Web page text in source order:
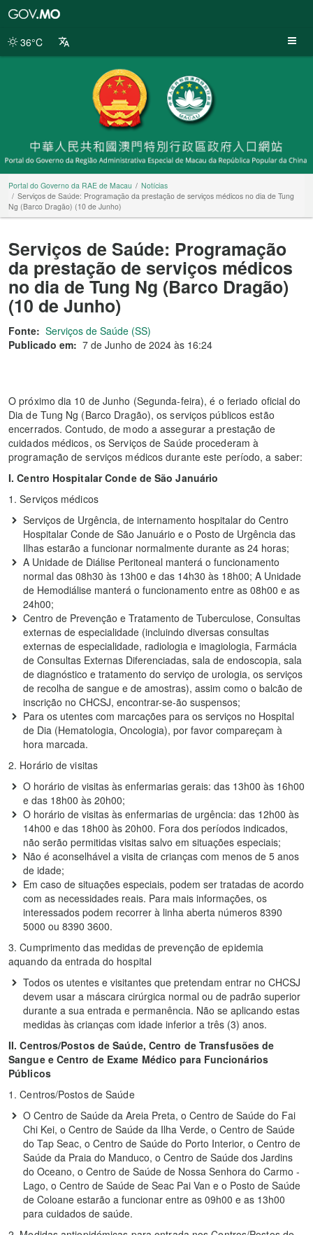
da
36°C
Portal do Governo da RAE de Macau
Notícias
Serviços de Saúde: Programação da prestação de serviços médicos no dia de Tung
Ng (Barco Dragão) (10 de Junho)
Serviços de Saúde: Programação
da prestação de serviços médicos
no dia de Tung Ng (Barco Dragão)
(10 de Junho)
Fonte: Serviços de Saúde (SS)
Publicado em: 7 de Junho de 2024 às 16:24
O próximo dia 10 de Junho (Segunda-feira), é o feriado oficial do
Dia de Tung Ng (Barco Dragão), os serviços públicos estão
encerrados. Contudo, de modo a assegurar a prestação de
cuidados médicos, os Serviços de Saúde procederam à
programação de serviços médicos durante este período, a saber:
I. Centro Hospitalar Conde de São Januário
1. Serviços médicos
Serviços de Urgência, de internamento hospitalar do Centro
Hospitalar Conde de São Januário e o Posto de Urgência das
Ilhas estarão a funcionar normalmente durante as 24 horas;
A Unidade de Diálise Peritoneal manterá o funcionamento
normal das 08h30 às 13h00 e das 14h30 às 18h00; A Unidade
de Hemodiálise manterá o funcionamento entre as 08h00 e as
24h00;
Centro de Prevenção e Tratamento de Tuberculose, Consultas
externas de especialidade (incluindo diversas consultas
externas de especialidade, radiologia e imagiologia, Farmácia
de Consultas Externas Diferenciadas, sala de endoscopia, sala
de diagnóstico e tratamento do serviço de urologia, os serviços
de recolha de sangue e de amostras), assim como o balcão de
inscrição no CHCSJ, encontrar-se-ão suspensos;
Para os utentes com marcações para os serviços no Hospital
de Dia (Hematologia, Oncologia), por favor compareçam à
hora marcada.
2. Horário de visitas
O horário de visitas às enfermarias gerais: das 13h00 às 16h00
e das 18h00 às 20h00;
O horário de visitas às enfermarias de urgência: das 12h00 às
14h00 e das 18h00 às 20h00. Fora dos períodos indicados,
não serão permitidas visitas salvo em situações especiais;
Não é aconselhável a visita de crianças com menos de 5 anos
de idade;
Em caso de situações especiais, podem ser tratadas de acordo
com as necessidades reais. Para mais informações, os
interessados podem recorrer à linha aberta números 8390
5000 ou 8390 3600.
3. Cumprimento das medidas de prevenção de epidemia
aquando da entrada do hospital
Todos os utentes e visitantes que pretendam entrar no CHCSJ
devem usar a máscara cirúrgica normal ou de padrão superior
durante a sua entrada e permanência. Não se aplicando estas
medidas às crianças com idade inferior a três (3) anos.
II. Centros/Postos de Saúde, Centro de Transfusões de
Sangue e Centro de Exame Médico para Funcionários
Públicos
1. Centros/Postos de Saúde
O Centro de Saúde da Areia Preta, o Centro de Saúde do Fai
Chi Kei, o Centro de Saúde da Ilha Verde, o Centro de Saúde
do Tap Seac, o Centro de Saúde do Porto Interior, o Centro de
Saúde da Praia do Manduco, o Centro de Saúde dos Jardins
do Oceano, o Centro de Saúde de Nossa Senhora do Carmo -
Lago, o Centro de Saúde de Seac Pai Van e o Posto de Saúde
de Coloane estarão a funcionar entre as 09h00 e as 13h00
para cuidados de saúde.